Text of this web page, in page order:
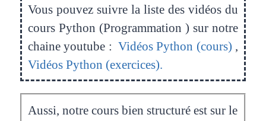
Vous pouvez suivre la liste des vidéos du
cours Python (Programmation ) sur notre
chaine youtube :Vidéos Python (cours) ,
Vidéos Python (exercices).
Aussi, notre cours bien structuré est sur le